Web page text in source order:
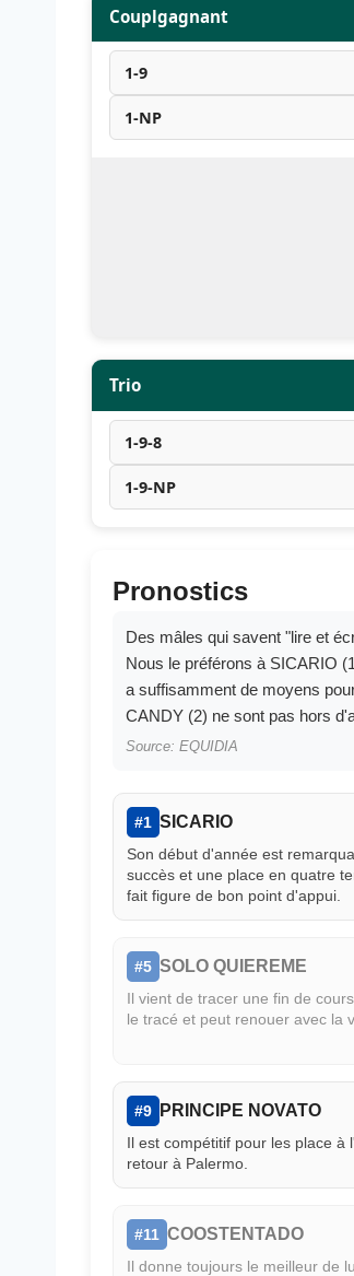
Couplgagnant
1-9
1-NP
Trio
1-9-8
1-9-NP
Pronostics
Des mâles qui savent "lire et
Nous le préférons à SICARIO
a suffisamment de moyens
CANDY (2) ne sont pas hors
Source: EQUIDIA
#1 SICARIO
Son début d'année est
succès et une place en quatre
fait figure de bon point d'appui.
#5 SOLO QUIEREME
Il vient de tracer une fin de
le tracé et peut renouer avec la
#9 PRINCIPE NOVATO
Il est compétitif pour les place à
retour à Palermo.
#11 COOSTENTADO
Il donne toujours le meilleur de